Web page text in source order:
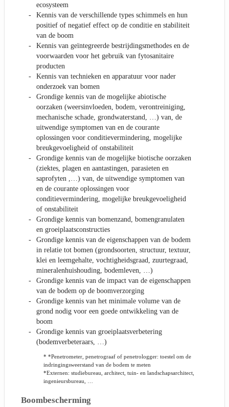
ecosysteem
Kennis van de verschillende types schimmels en hun
positief of negatief effect op de conditie en stabiliteit
van de boom
Kennis van geïntegreerde bestrijdingsmethodes en de
voorwaarden voor het gebruik van fytosanitaire
producten
Kennis van technieken en apparatuur voor nader
onderzoek van bomen
Grondige kennis van de mogelijke abiotische
oorzaken (weersinvloeden, bodem, verontreiniging,
mechanische schade, grondwaterstand, …) van, de
uitwendige symptomen van en de courante
oplossingen voor conditievermindering, mogelijke
breukgevoeligheid of onstabiliteit
Grondige kennis van de mogelijke biotische oorzaken
(ziektes, plagen en aantastingen, parasieten en
saprofyten ,…) van, de uitwendige symptomen van
en de courante oplossingen voor
conditievermindering, mogelijke breukgevoeligheid
of onstabiliteit
Grondige kennis van bomenzand, bomengranulaten
en groeiplaatsconstructies
Grondige kennis van de eigenschappen van de bodem
in relatie tot bomen (grondsoorten, structuur, textuur,
klei en leemgehalte, vochtigheidsgraad, zuurtegraad,
mineralenhuishouding, bodemleven, …)
Grondige kennis van de impact van de eigenschappen
van de bodem op de boomverzorging
Grondige kennis van het minimale volume van de
grond nodig voor een goede ontwikkeling van de
boom
Grondige kennis van groeiplaatsverbetering
(bodemverbeteraars, …)
* *Penetrometer, penetrograaf of penetrologger: toestel om de
indringingsweerstand van de bodem te meten
*Externen: studiebureau, architect, tuin- en landschapsarchitect,
ingenieursbureau, …
Boombescherming